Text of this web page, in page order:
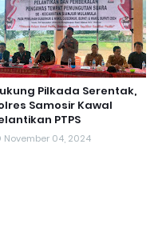
Pilkada Serentak,
Samosir Kawal
PTPS
November 04, 2024